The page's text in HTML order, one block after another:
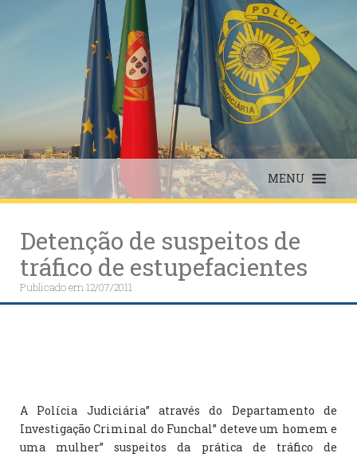
MENU
Detenção de suspeitos de
tráfico de estupefacientes
Publicado em12/07/2011
A Polícia Judiciária” através do Departamento de
Investigação Criminal do Funchal” deteve um homem e
uma mulher” suspeitos da prática de tráfico de